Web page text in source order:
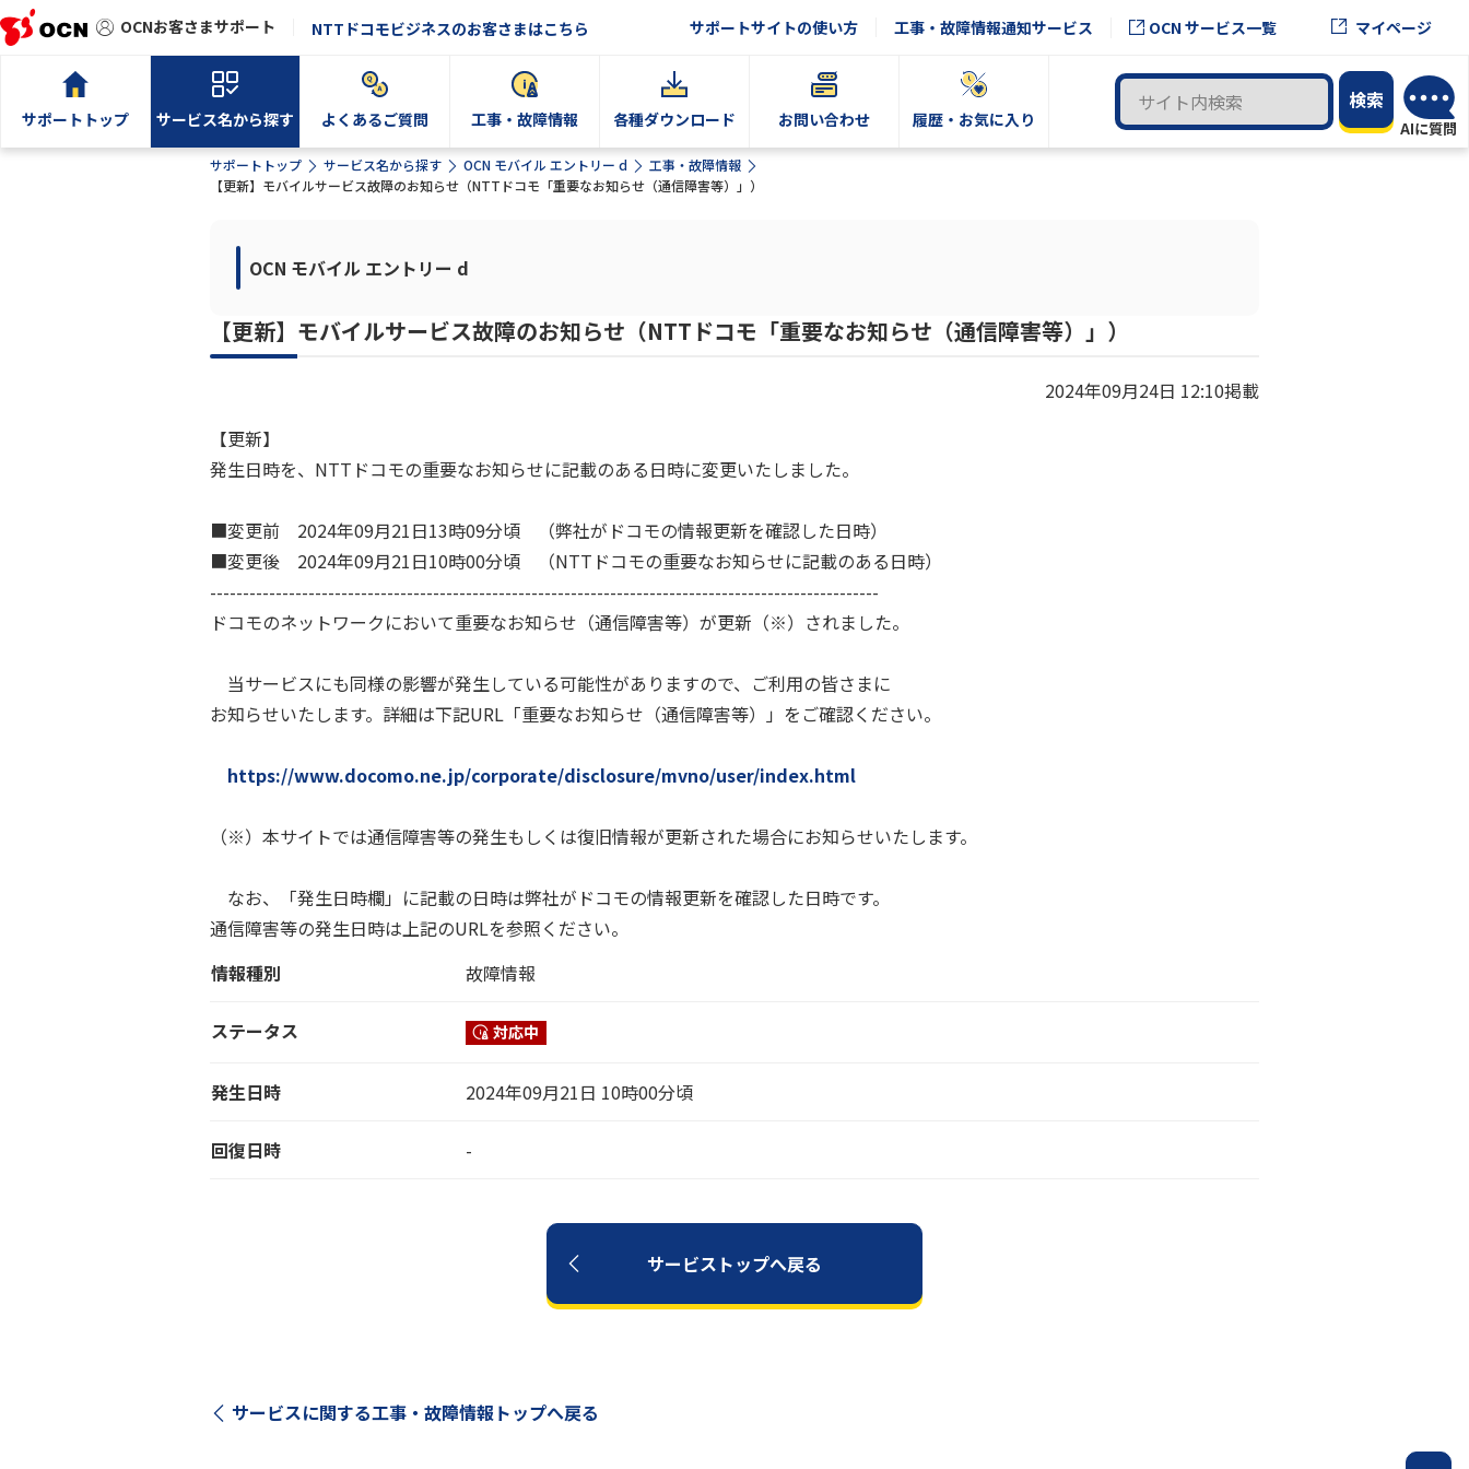
OCNお客さまサポート NTTドコモビジネスのお客さまはこちら サポートサイトの使い方 工事・故障情報通知サービス OCN サービス一覧 マイページ
サポートトップ サービス名から探す よくあるご質問 工事・故障情報 各種ダウンロード お問い合わせ 履歴・お気に入り
サポートトップ サービス名から探す OCN モバイル エントリー d
工事・故障情報
【更新】モバイルサービス故障のお知らせ（NTTドコモ「重要なお知らせ（通信障害等）」）
OCN モバイル エントリー d
【更新】モバイルサービス故障のお知らせ（NTTドコモ「重要なお知らせ（通信障害等）」）
2024年09月24日 12:10掲載
【更新】
発生日時を、NTTドコモの重要なお知らせに記載のある日時に変更いたしました。
■変更前 2024年09月21日13時09分頃 （弊社がドコモの情報更新を確認した日時）
■変更後 2024年09月21日10時00分頃 （NTTドコモの重要なお知らせに記載のある日時）
------------------------------------------------------------------------------------------------------
ドコモのネットワークにおいて重要なお知らせ（通信障害等）が更新（※）されました。
当サービスにも同様の影響が発生している可能性がありますので、ご利用の皆さまに
お知らせいたします。詳細は下記URL「重要なお知らせ（通信障害等）」をご確認ください。
https://www.docomo.ne.jp/corporate/disclosure/mvno/user/index.html
（※）本サイトでは通信障害等の発生もしくは復旧情報が更新された場合にお知らせいたします。
なお、「発生日時欄」に記載の日時は弊社がドコモの情報更新を確認した日時です。
通信障害等の発生日時は上記のURLを参照ください。
情報種別
故障情報
ステータス 対応中
発生日時 2024年09月21日 10時00分頃
回復日時 -
サービストップへ戻る
サービスに関する工事・故障情報トップへ戻る